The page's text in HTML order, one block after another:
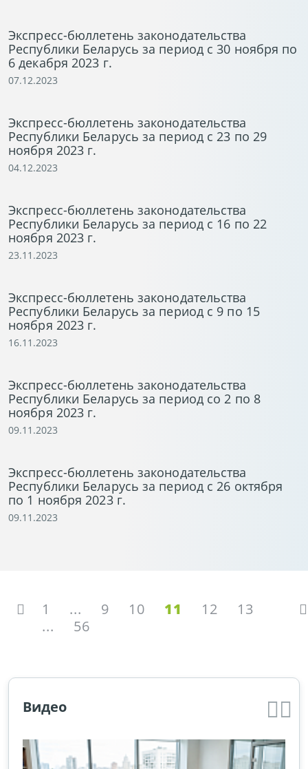
Экспресс-бюллетень законодательства
Республики Беларусь за период с 30 ноября по
6 декабря 2023 г.
07.12.2023
Экспресс-бюллетень законодательства
Республики Беларусь за период с 23 по 29
ноября 2023 г.
04.12.2023
Экспресс-бюллетень законодательства
Республики Беларусь за период с 16 по 22
ноября 2023 г.
23.11.2023
Экспресс-бюллетень законодательства
Республики Беларусь за период с 9 по 15
ноября 2023 г.
16.11.2023
Экспресс-бюллетень законодательства
Республики Беларусь за период со 2 по 8
ноября 2023 г.
09.11.2023
Экспресс-бюллетень законодательства
Республики Беларусь за период с 26 октября
по 1 ноября 2023 г.
09.11.2023
1 ... 9 10 11 12
13
...
56
Видео